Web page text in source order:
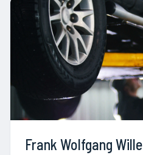
Frank Wolfgang Wille